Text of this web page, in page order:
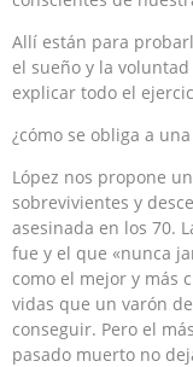
Allí están para
el sueño y la
explicar todo el
¿cómo se obliga a
López nos propone
sobrevivientes y
asesinada en los 70.
fue y el que «nunca
como el mejor y más
vidas que un varón
conseguir. Pero el
pasado muerto no